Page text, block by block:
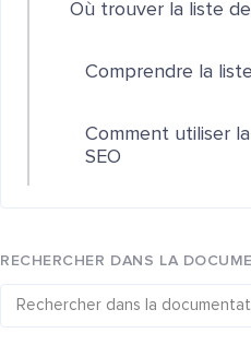
Où trouver la liste
Comprendre la
Comment utiliser
SEO
RECHERCHER DANS LA